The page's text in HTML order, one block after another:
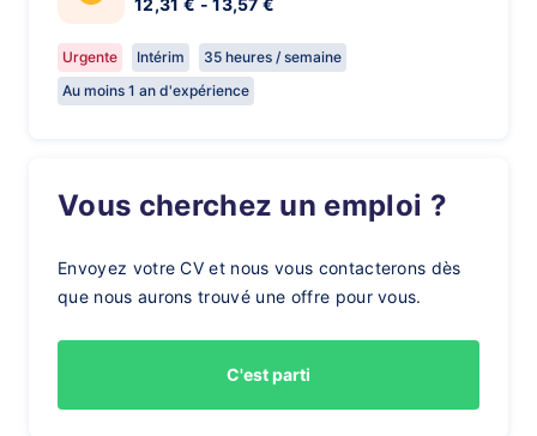
12,31 € - 13,57 €
Urgente Intérim
35 heures / semaine
Au moins 1 an d'expérience
Vous cherchez un emploi ?
Envoyez votre CV et nous vous contacterons dès
que nous aurons trouvé une offre pour vous.
C'est parti